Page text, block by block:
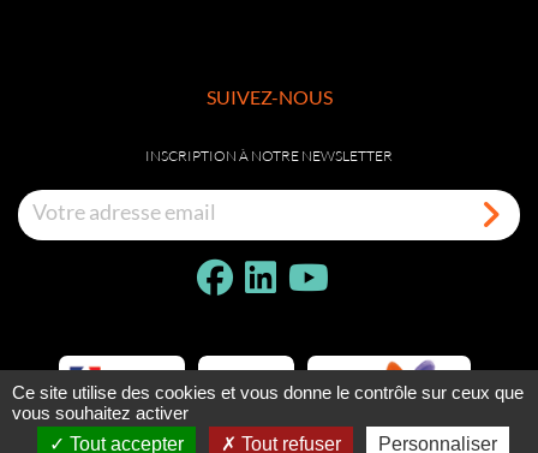
SUIVEZ-NOUS
INSCRIPTION À NOTRE NEWSLETTER
Ce site utilise des cookies et vous donne le contrôle sur ceux que
vous souhaitez activer
Tout accepter
Tout refuser Personnaliser